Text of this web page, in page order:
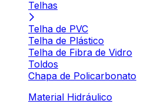
Telhas
Telha de PVC
Telha de Plástico
Telha de Fibra de Vidro
Toldos
Chapa de Policarbonato
Material Hidráulico